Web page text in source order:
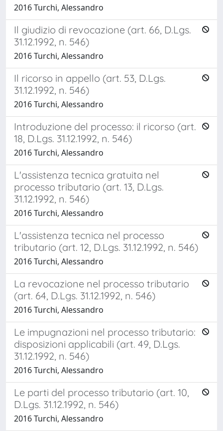
2016 Turchi, Alessandro
Il giudizio di revocazione (art. 66, D.Lgs.
31.12.1992, n. 546)
2016 Turchi, Alessandro
Il ricorso in appello (art. 53, D.Lgs.
31.12.1992, n. 546)
2016 Turchi, Alessandro
Introduzione del processo: il ricorso (art.
18, D.Lgs. 31.12.1992, n. 546)
2016 Turchi, Alessandro
L'assistenza tecnica gratuita nel
processo tributario (art. 13, D.Lgs.
31.12.1992, n. 546)
2016 Turchi, Alessandro
L'assistenza tecnica nel processo
tributario (art. 12, D.Lgs. 31.12.1992, n. 546)
2016 Turchi, Alessandro
La revocazione nel processo tributario
(art. 64, D.Lgs. 31.12.1992, n. 546)
2016 Turchi, Alessandro
Le impugnazioni nel processo tributario:
disposizioni applicabili (art. 49, D.Lgs.
31.12.1992, n. 546)
2016 Turchi, Alessandro
Le parti del processo tributario (art. 10,
D.Lgs. 31.12.1992, n. 546)
2016 Turchi, Alessandro